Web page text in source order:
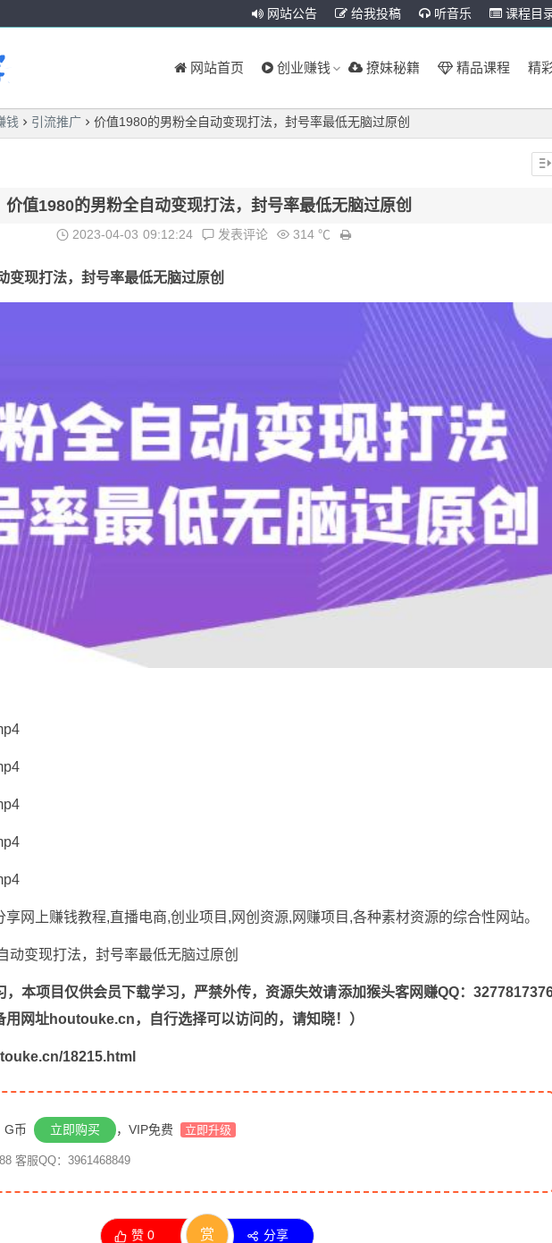
网站公告 给我投稿 听音乐 课程目
网站首页 创业赚钱 撩妹秘籍 精品课程 精
钱 引流推广 价值1980的男粉全自动变现打法，封号率最低无脑过原创
价值1980的男粉全自动变现打法，封号率最低无脑过原创
2023-04-03 09:12:24 发表评论 314 ℃
变现打法，封号率最低无脑过原创
享网上赚钱教程,直播电商,创业项目,网创资源, 网赚项目 ,各种素材资源的综合性网站。
，本项目仅供会员下载学习，严禁外传，资源失效请添加猴头客网赚QQ：
用网址houtouke.cn，自行选择可以访问的，请知晓！）
18215.html
G币 立即购买 ，VIP免费 立即升级
客服微信是：siwa30888 客服QQ：3961468849
赞0 赏 分享